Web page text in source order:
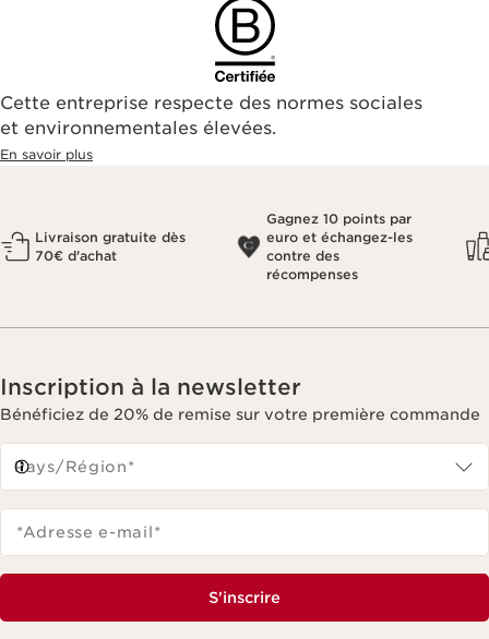
Cette entreprise respecte des normes sociales
et environnementales élevées.
En savoir plus
Livraison gratuite dès
70€ d'achat
Gagnez 10 points par
euro et échangez-les
contre des
récompenses
Inscription à la newsletter
Bénéficiez de 20% de remise sur votre première commande
Pays/Région*
*Adresse e-mail*
S'inscrire